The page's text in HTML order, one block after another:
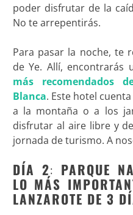
poder disfrutar de la
No te arrepentirás.
Para pasar la noche, te
de Ye. Allí, encontrarás
más recomendados
Blanca. Este hotel
a la montaña o a los
disfrutar al aire libre y
jornada de turismo. A
DÍA 2: PARQUE
LO MÁS
LANZAROTE DE 3